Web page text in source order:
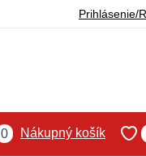
Prihlásenie/
0 Nákupný košík